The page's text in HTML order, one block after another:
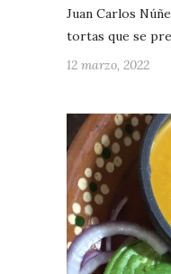
Juan Carlos
tortas que se
12 marzo, 2022